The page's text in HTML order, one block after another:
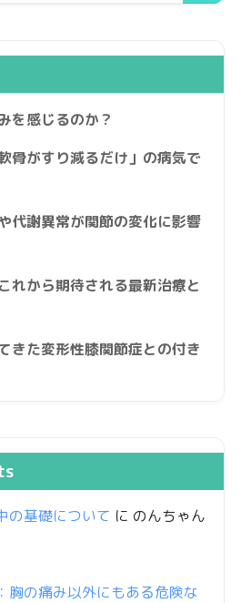
を感じるのか？
骨がすり減るだけ」の病気で
代謝異常が関節の変化に影響
れから期待される最新治療と
きた変形性膝関節症との付き
の基礎について に のんちゃん
胸の痛み以外にもある危険な